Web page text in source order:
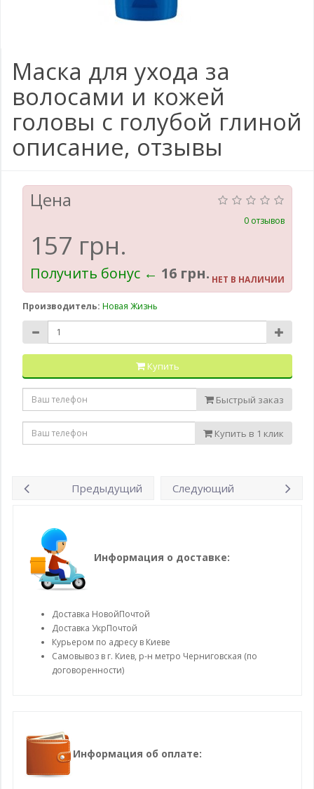
Маска для ухода за
волосами и кожей
головы с голубой глиной
описание, отзывы
0 отзывов
Цена
157 грн.
Получить бонус ← 16 грн. НЕТ В НАЛИЧИИ
Производитель: Новая Жизнь
Купить
Быстрый заказ
Купить в 1 клик
Предыдущий Следующий
Информация о доставке:
Доставка НовойПочтой
Доставка УкрПочтой
Курьером по адресу в Киеве
Самовывоз в г. Киев, р-н метро Черниговская (по
договоренности)
Информация об оплате: